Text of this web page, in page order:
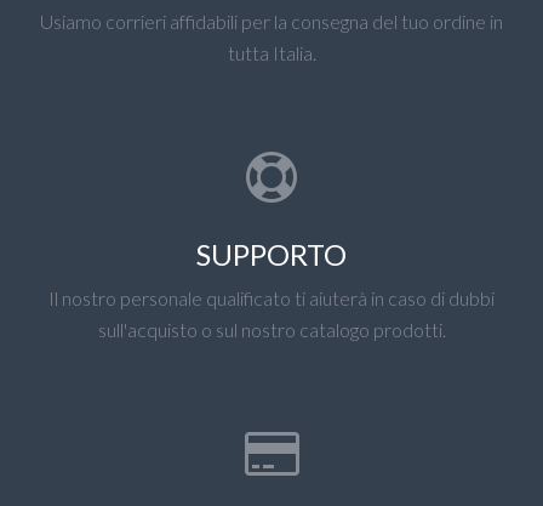
Usiamo corrieri affidabili per la consegna del tuo ordine in
tutta Italia.
SUPPORTO
Il nostro personale qualificato ti aiuterà in caso di dubbi
sull'acquisto o sul nostro catalogo prodotti.